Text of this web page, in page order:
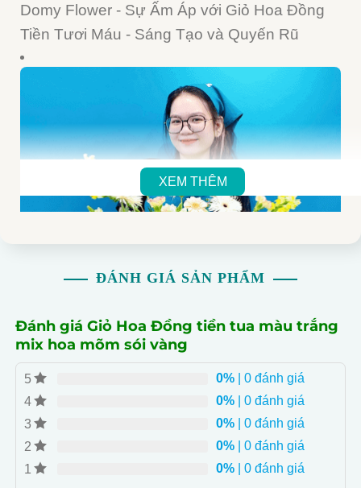
Domy Flower - Sự Ấm Áp với Giỏ Hoa Đồng
Tiền Tươi Máu - Sáng Tạo và Quyến Rũ
- Sáng tạo và quyến rũ: Giỏ hoa đồng tiền tua màu trắng
mix hoa mõm sói vàng mang tone cam rực rỡ.
- Đa dạng hoa: Bao gồm hoa đồng tiền xẻ trắng, hoa
đồng tiền vàng, và lá hồng sâm độc đáo.
XEM THÊM
ĐÁNH GIÁ SẢN PHẨM
Đánh giá Giỏ Hoa Đồng tiền tua màu trắng
mix hoa mõm sói vàng
5 0%| 0 đánh giá
4
0%| 0 đánh giá
3
0%| 0 đánh giá
2
0%| 0 đánh giá
1
0%| 0 đánh giá